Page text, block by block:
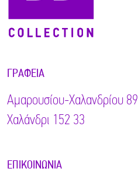
ΓΡΑΦΕΊΑ
Αμαρουσίου-Χαλανδρίου 89
Χαλάνδρι 152 33
ΕΠΙΚΟΙΝΩΝΊΑ